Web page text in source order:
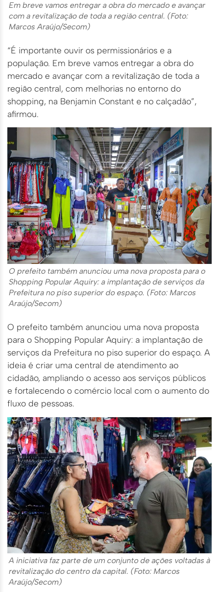
Em breve vamos entregar a obra do mercado e avançar
com a revitalização de toda a região central. (Foto:
Marcos Araújo/Secom)
“É importante ouvir os permissionários e a
população. Em breve vamos entregar a obra do
mercado e avançar com a revitalização de toda a
região central, com melhorias no entorno do
shopping, na Benjamin Constant e no calçadão”,
afirmou.
O prefeito também anunciou uma nova proposta para o
Shopping Popular Aquiry: a implantação de serviços da
Prefeitura no piso superior do espaço. (Foto: Marcos
Araújo/Secom)
O prefeito também anunciou uma nova proposta
para o Shopping Popular Aquiry: a implantação de
serviços da Prefeitura no piso superior do espaço. A
ideia é criar uma central de atendimento ao
cidadão, ampliando o acesso aos serviços públicos
e fortalecendo o comércio local com o aumento do
fluxo de pessoas.
A iniciativa faz parte de um conjunto de ações voltadas à
revitalização do centro da capital. (Foto: Marcos
Araújo/Secom)